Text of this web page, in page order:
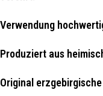
Verwendung
Produziert aus
Original